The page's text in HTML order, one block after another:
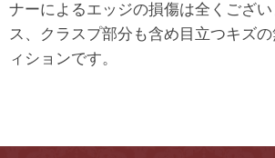
ナーによるエッジの損傷は全くござ
ス、クラスプ部分も含め目立つキズ
ィションです。